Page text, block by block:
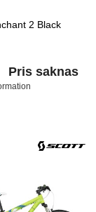
2 Black
Pris saknas